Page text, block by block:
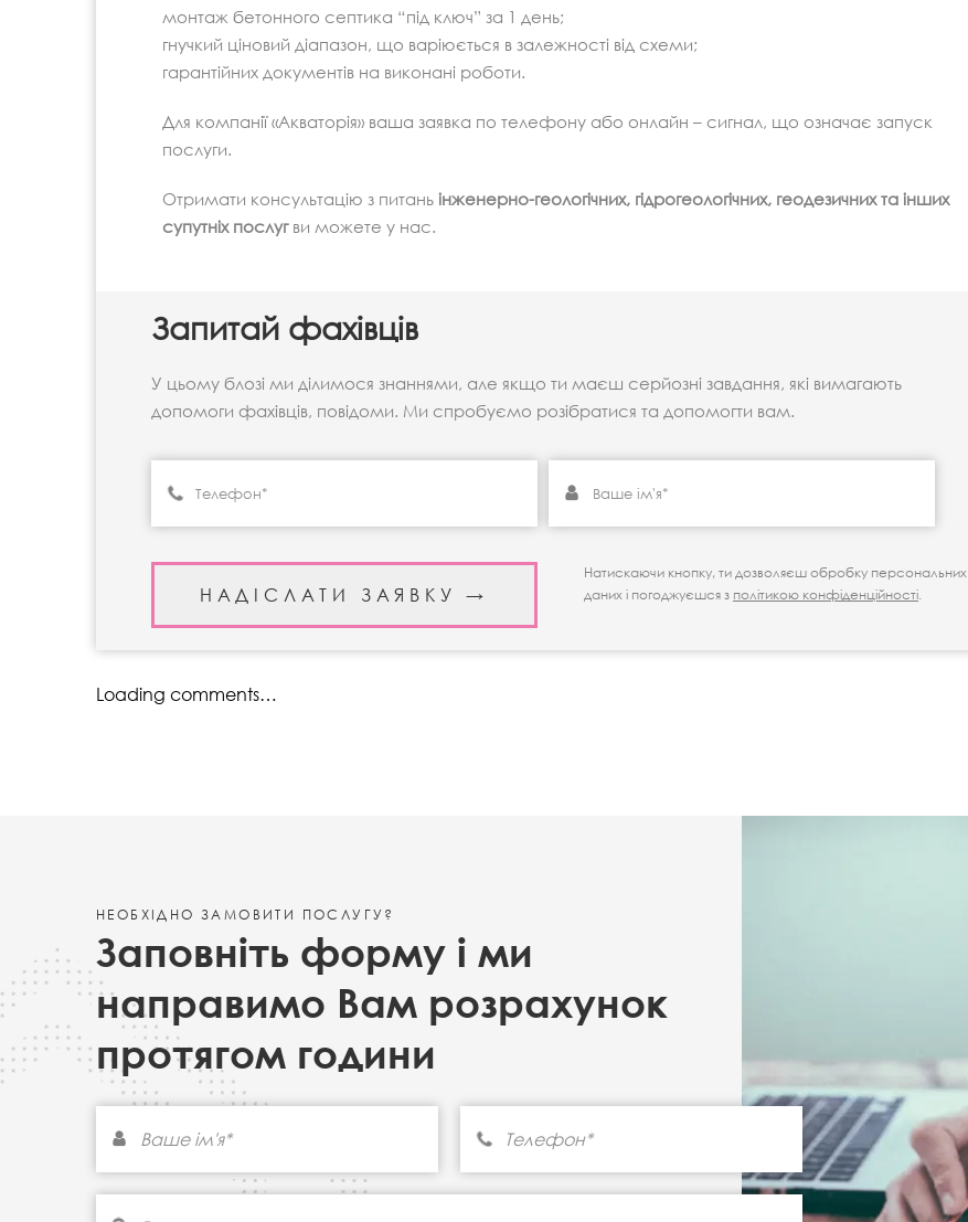
монтаж бетонного септика “під ключ” за 1 день;
гнучкий ціновий діапазон, що варіюється в залежності від схеми;
гарантійних документів на виконані роботи.
Для компанії «Акваторія» ваша заявка по телефону або онлайн – сигнал, що означає запуск
послуги.
Отримати консультацію з питань інженерно-геологічних, гідрогеологічних, геодезичних та інших
супутніх послугви можете у нас.
Запитай фахівців
У цьому блозі ми ділимося знаннями, але якщо ти маєш серйозні завдання, які вимагають
допомоги фахівців, повідоми. Ми спробуємо розібратися та допомогти вам.
Натискаючи кнопку, ти дозволяєш обробку персональних
даних і погоджуєшся з політикою конфіденційності.
Loading comments…
НЕОБХІДНО ЗАМОВИТИ ПОСЛУГУ?
Заповніть форму і ми
направимо Вам розрахунок
протягом години